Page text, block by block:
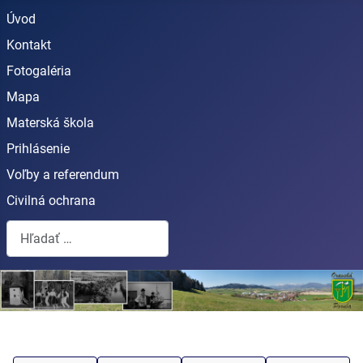
Úvod
Kontakt
Fotogaléria
Mapa
Materská škola
Prihlásenie
Voľby a referendum
Civilná ochrana
Hľadať...